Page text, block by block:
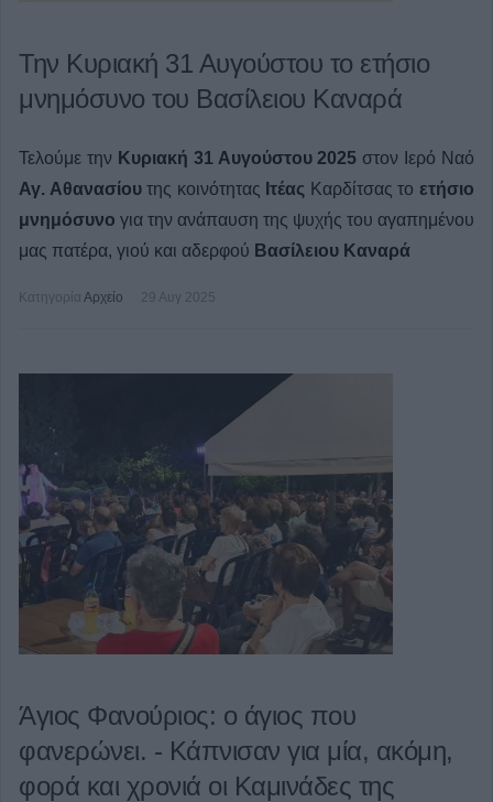
Την Κυριακή 31 Αυγούστου το ετήσιο
μνημόσυνο του Βασίλειου Καναρά
Τελούμε την Κυριακή 31 Αυγούστου 2025 στον Ιερό Ναό
Αγ. Αθανασίουτης κοινότητας Ιτέας Καρδίτσας το ετήσιο
μνημόσυνο για την ανάπαυση της ψυχής του αγαπημένου
μας πατέρα, γιού και αδερφού Βασίλειου Καναρά
Κατηγορία Αρχείο 29 Αυγ 2025
Άγιος Φανούριος: ο άγιος που
φανερώνει. - Κάπνισαν για μία, ακόμη,
φορά και χρονιά οι Καμινάδες της